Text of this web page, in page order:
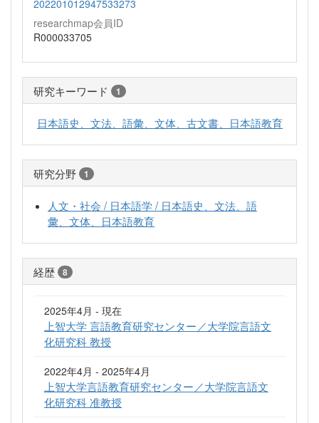
202201012947533273
researchmap会員ID
R000033705
研究キーワード 1
日本語史、文法、語彙、文体、古文書、日本語教育
研究分野 1
人文・社会 / 日本語学 / 日本語史、文法、語
彙、文体、日本語教育
経歴 8
2025年4月 - 現在
上智大学 言語教育研究センター／大学院言語文
化研究科 教授
2022年4月 - 2025年4月
上智大学言語教育研究センター／大学院言語文
化研究科 准教授